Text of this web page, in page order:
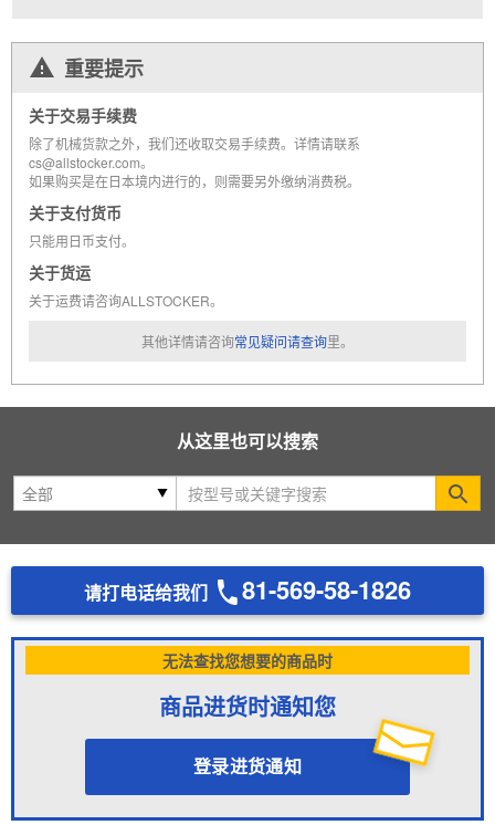
重要提示
关于交易手续费
除了机械货款之外，我们还收取交易手续费。详情请联系
cs@allstocker.com。
如果购买是在日本境内进行的，则需要另外缴纳消费税。
关于支付货币
只能用日币支付。
关于货运
关于运费请咨询ALLSTOCKER。
其他详情请咨询常见疑问请查询里。
从这里也可以搜索
请打电话给我们 81-569-58-1826
无法查找您想要的商品时
商品进货时通知您
登录进货通知